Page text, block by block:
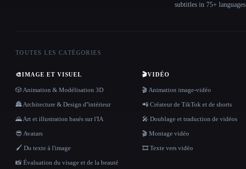
subtitles in 75+ languages
TOUTES LES CATÉGORIES
🎨IMAGE ET VISUEL
🎲 Animation & Modélisation 3D
🏯 Architecture & Design d''intérieur
🌄 Art et illustration basés sur l'IA
😎 Avatars
🖌️ Du texte à l'image
📸 Évaluation du visage et de la beauté
🎬VIDÉO
🎬 Animation image-vidéo
📲 Créateur de TikTok et de shorts
🎤 Doublage et traduction de vidéos
🎬 Montage vidéo
🎞️ Texte vers vidéo